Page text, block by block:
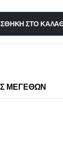
ΣΤΟ
ΜΕΓΕΘΩΝ